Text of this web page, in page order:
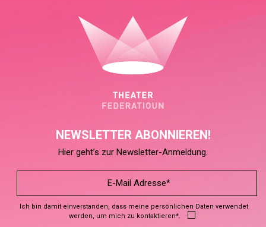
NEWSLETTER ABONNIEREN!
Hier geht’s zur Newsletter-Anmeldung.
Ich bin damit einverstanden, dass meine persönlichen Daten verwendet
werden, um mich zu kontaktieren*.